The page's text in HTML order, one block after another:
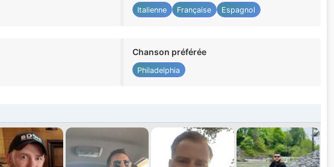
Italienne Française Espagnol
Chanson préférée
Philadelphia